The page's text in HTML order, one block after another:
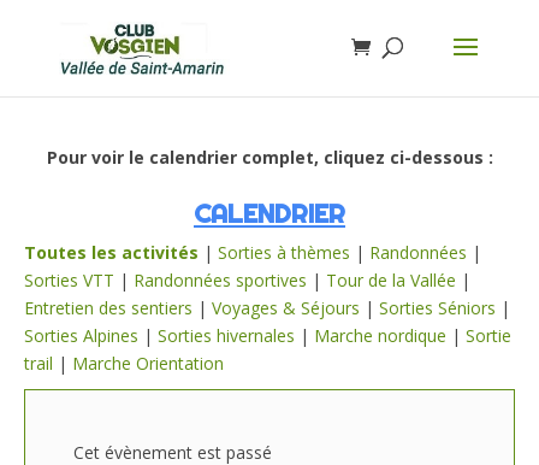
Pour voir le calendrier complet, cliquez ci-dessous :
CALENDRIER
Toutes les activités | Sorties à thèmes | Randonnées |
Sorties VTT | Randonnées sportives | Tour de la Vallée |
Entretien des sentiers | Voyages & Séjours | Sorties Séniors |
Sorties Alpines | Sorties hivernales | Marche nordique | Sortie
trail | Marche Orientation
Cet évènement est passé